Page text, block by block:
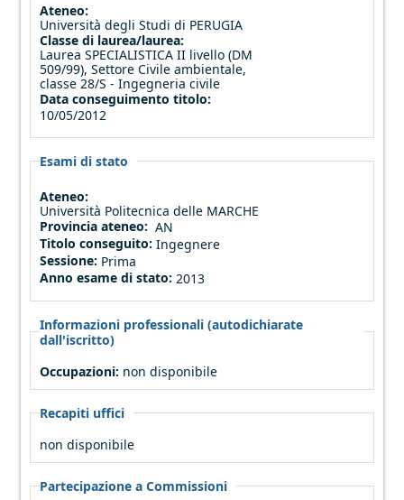
Ateneo:
Università degli Studi di PERUGIA
Classe di laurea/laurea:
Laurea SPECIALISTICA II livello (DM
509/99), Settore Civile ambientale,
classe 28/S - Ingegneria civile
Data conseguimento titolo:
10/05/2012
Esami di stato
Ateneo:
Università Politecnica delle MARCHE
Provincia ateneo: AN
Titolo conseguito:Ingegnere
Sessione: Prima
Anno esame di stato: 2013
Informazioni professionali (autodichiarate
dall'iscritto)
Occupazioni: non disponibile
Recapiti uffici
non disponibile
Partecipazione a Commissioni